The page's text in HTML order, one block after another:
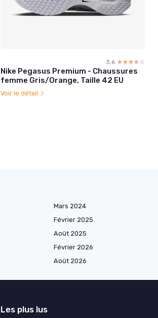
3.6 ☆☆☆☆☆
★★★★★
Nike Pegasus Premium - Chaussures
femme Gris/Orange, Taille 42 EU
Voir le détail
Mars 2024
Février 2025
Août 2025
Février 2026
Août 2026
Les plus lus